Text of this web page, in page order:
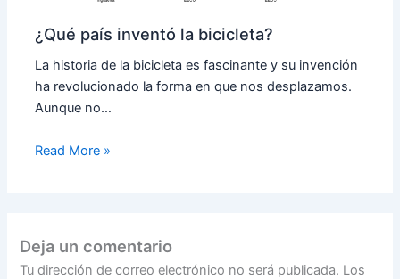
¿Qué país inventó la bicicleta?
La historia de la bicicleta es fascinante y su invención
ha revolucionado la forma en que nos desplazamos.
Aunque no…
Read More »
Deja un comentario
Tu dirección de correo electrónico no será publicada. Los